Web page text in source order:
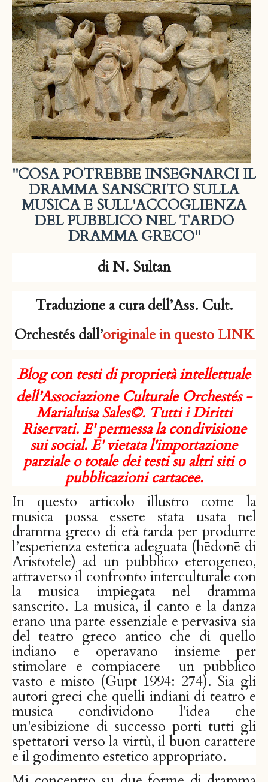
"COSA POTREBBE INSEGNARCI IL
DRAMMA SANSCRITO SULLA
MUSICA E SULL'ACCOGLIENZA
DEL PUBBLICO NEL TARDO
DRAMMA GRECO"
di N. Sultan
Traduzione a cura dell’Ass. Cult.
Orchestés dall’originale in questo LINK
Blog con testi di proprietà intellettuale
dell’Associazione Culturale Orchestés -
Marialuisa Sales©. Tutti i Diritti
Riservati. E' permessa la condivisione
sui social. E' vietata l'importazione
parziale o totale dei testi su altri siti o
pubblicazioni cartacee.
In questo articolo illustro come la
musica possa essere stata usata nel
dramma greco di età tarda per produrre
l’esperienza estetica adeguata (hēdonē di
Aristotele) ad un pubblico eterogeneo,
attraverso il confronto interculturale con
la musica impiegata nel dramma
sanscrito. La musica, il canto e la danza
erano una parte essenziale e pervasiva sia
del teatro greco antico che di quello
indiano e operavano insieme per
stimolare e compiacere un pubblico
vasto e misto (Gupt 1994: 274). Sia gli
autori greci che quelli indiani di teatro e
musica condividono l'idea che
un'esibizione di successo porti tutti gli
spettatori verso la virtù, il buon carattere
e il godimento estetico appropriato.